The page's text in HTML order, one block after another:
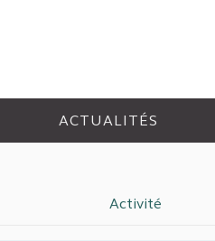
ACTUALITÉS
Activité